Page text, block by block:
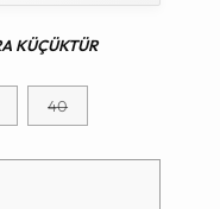
KÜÇÜKTÜR
40